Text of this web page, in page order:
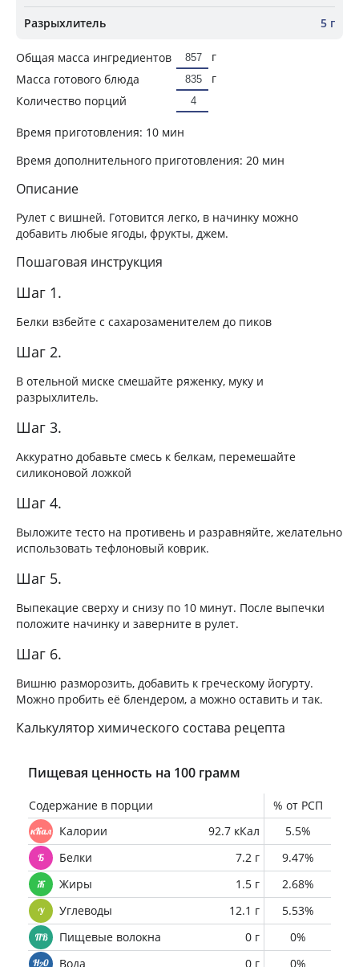
Разрыхлитель 5 г
Общая масса ингредиентов
г
Масса готового блюда
г
Количество порций
Время приготовления: 10 мин
Время дополнительного приготовления: 20 мин
Описание
Рулет с вишней. Готовится легко, в начинку можно
добавить любые ягоды, фрукты, джем.
Пошаговая инструкция
Шаг 1.
Белки взбейте с сахарозаменителем до пиков
Шаг 2.
В отельной миске смешайте ряженку, муку и
разрыхлитель.
Шаг 3.
Аккуратно добавьте смесь к белкам, перемешайте
силиконовой ложкой
Шаг 4.
Выложите тесто на противень и разравняйте, желательно
использовать тефлоновый коврик.
Шаг 5.
Выпекацие сверху и снизу по 10 минут. После выпечки
положите начинку и заверните в рулет.
Шаг 6.
Вишню разморозить, добавить к греческому йогурту.
Можно пробить её блендером, а можно оставить и так.
Калькулятор химического состава рецепта
Пищевая ценность на 100 грамм
Содержание в порции
% от РСП
Калории
92.7 кКал
5.5%
Белки
7.2 г
9.47%
Жиры
1.5 г
2.68%
Углеводы
12.1 г
5.53%
Пищевые волокна
0 г
0%
Вода
0 г 0%